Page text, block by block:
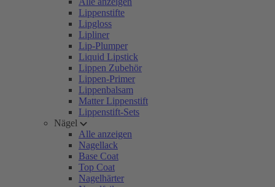
Lippenstifte
Lipgloss
Lipliner
Lip-Plumper
Liquid Lipstick
Lippen Zubehör
Lippen-Primer
Lippenbalsam
Matter Lippenstift
Lippenstift-Sets
Nägel
Alle anzeigen
Nagellack
Base Coat
Top Coat
Nagelhärter